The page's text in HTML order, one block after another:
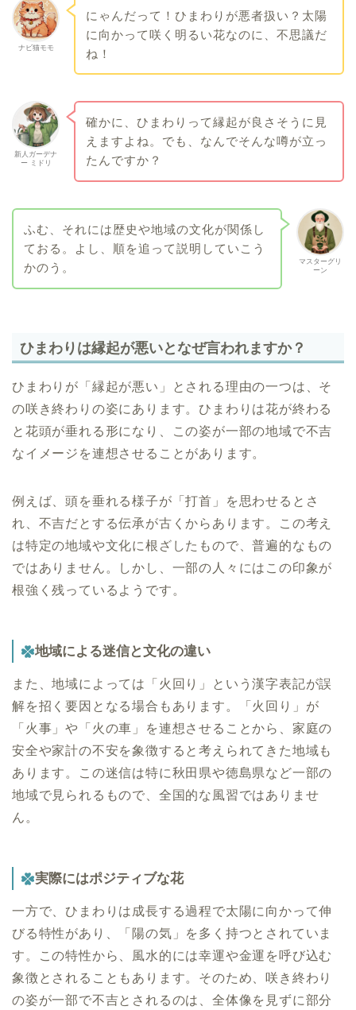
ナビ猫モモ
にゃんだって！ひまわりが悪者扱い？太陽
に向かって咲く明るい花なのに、不思議だ
ね！
新人ガーデナ
ー ミドリ
確かに、ひまわりって縁起が良さそうに見
えますよね。でも、なんでそんな噂が立っ
たんですか？
マスターグリ
ーン
ふむ、それには歴史や地域の文化が関係し
ておる。よし、順を追って説明していこう
かのう。
ひまわりは縁起が悪いとなぜ言われますか？
ひまわりが「縁起が悪い」とされる理由の一つは、そ
の咲き終わりの姿にあります。ひまわりは花が終わる
と花頭が垂れる形になり、この姿が一部の地域で不吉
なイメージを連想させることがあります。
例えば、頭を垂れる様子が「打首」を思わせるとさ
れ、不吉だとする伝承が古くからあります。この考え
は特定の地域や文化に根ざしたもので、普遍的なもの
ではありません。しかし、一部の人々にはこの印象が
根強く残っているようです。
地域による迷信と文化の違い
また、地域によっては「火回り」という漢字表記が誤
解を招く要因となる場合もあります。「火回り」が
「火事」や「火の車」を連想させることから、家庭の
安全や家計の不安を象徴すると考えられてきた地域も
あります。この迷信は特に秋田県や徳島県など一部の
地域で見られるもので、全国的な風習ではありませ
ん。
実際にはポジティブな花
一方で、ひまわりは成長する過程で太陽に向かって伸
びる特性があり、「陽の気」を多く持つとされていま
す。この特性から、風水的には幸運や金運を呼び込む
象徴とされることもあります。そのため、咲き終わり
の姿が一部で不吉とされるのは、全体像を見ずに部分